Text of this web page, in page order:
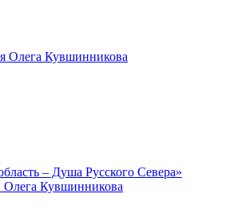
Олега Кувшинникова
– Душа Русского Севера»
Олега Кувшинникова